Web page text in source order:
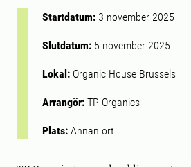
Startdatum: 3 november 2025
Slutdatum: 5 november 2025
Lokal: Organic House Brussels
Arrangör: TP Organics
Plats: Annan ort